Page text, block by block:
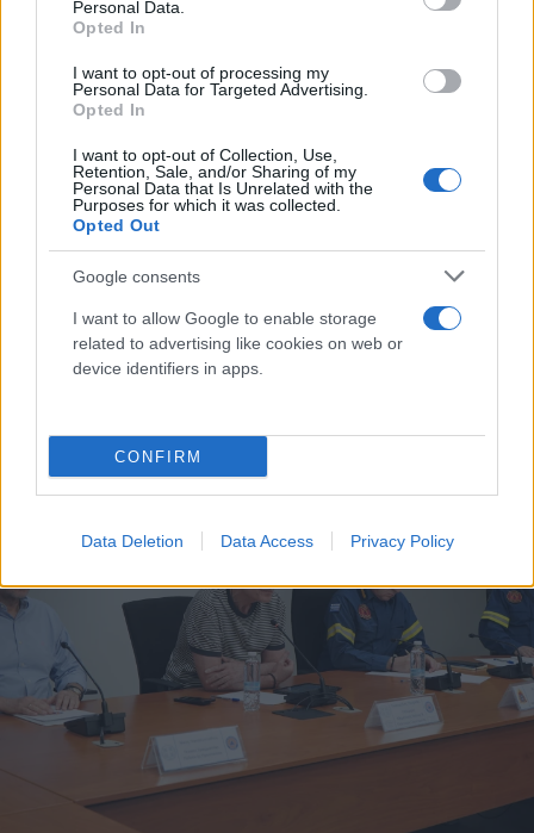
Personal Data.
Opted In
I want to opt-out of processing my
Personal Data for Targeted Advertising.
Opted In
I want to opt-out of Collection, Use,
Retention, Sale, and/or Sharing of my
Personal Data that Is Unrelated with the
Purposes for which it was collected.
Opted Out
Google consents
I want to allow Google to enable storage
related to advertising like cookies on web or
device identifiers in apps.
CONFIRM
Data Deletion Data Access Privacy Policy
FLASH FOCUS